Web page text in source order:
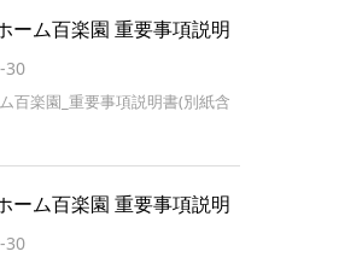
ーム百楽園 重要事項説明
30
百楽園_重要事項説明書(別紙含
ーム百楽園 重要事項説明
30